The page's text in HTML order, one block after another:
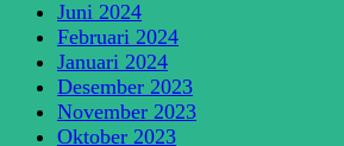
Juni 2024
Februari 2024
Januari 2024
Desember 2023
November 2023
Oktober 2023